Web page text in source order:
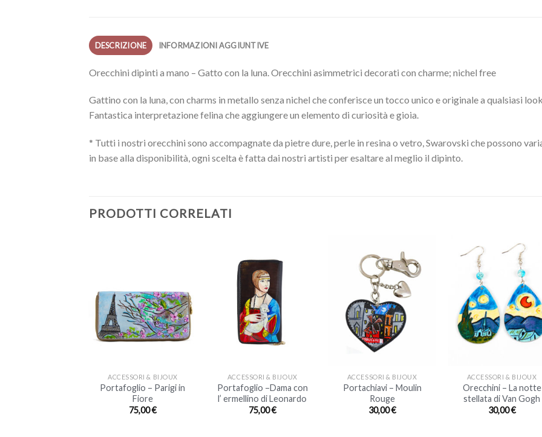
DESCRIZIONE INFORMAZIONI AGGIUNTIVE
Orecchini dipinti a mano – Gatto con la luna. Orecchini asimmetrici decorati con charme; nichel free
Gattino con la luna, con charms in metallo senza nichel che conferisce un tocco unico e originale a qualsiasi
Fantastica interpretazione felina che aggiungere un elemento di curiosità e gioia.
* Tutti i nostri orecchini sono accompagnate da pietre dure, perle in resina o vetro, Swarovski che possono
in base alla disponibilità, ogni scelta è fatta dai nostri artisti per esaltare al meglio il dipinto.
PRODOTTI CORRELATI
ACCESSORI & BIJOUX
Portafoglio – Parigi in
Fiore
75,00€
ACCESSORI & BIJOUX
Portafoglio –Dama con
l’ ermellino di Leonardo
75,00€
ACCESSORI & BIJOUX
Portachiavi – Moulin
Rouge
30,00€
ACCESSORI & BIJOUX
Orecchini – La notte
stellata di Van Gogh
30,00€